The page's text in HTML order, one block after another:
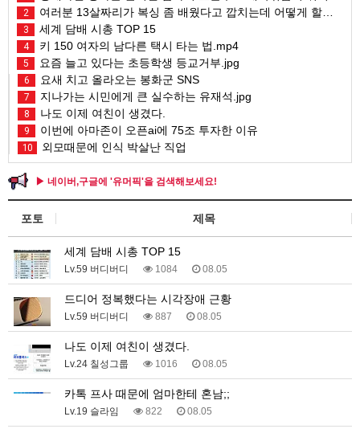
2 여러분 13살짜리가 복싱 좀 배웠다고 깝치는데 어떻게 할까요?
3 세계 담배 시총 TOP 15
4 키 150 여자의 남다른 택시 타는 법.mp4
5 요즘 늘고 있다는 초등학생 등교거부.jpg
6 요새 치고 올라오는 봉화군 SNS
7 지나가는 시민에게 큰 실수하는 유재석.jpg
8 나도 이제 여친이 생겼다.
9 이번에 아마존이 오픈ai에 75조 투자한 이유
10 외모때문에 인식 박살난 직업
▶ 네이버,구글에 '유머픽'을 검색해보세요!
포토 제목
세계 담배 시총 TOP 15
Lv.59 버디버디 1084 08.05
드디어 정복했다는 시각장애 근황
Lv.59 버디버디 887 08.05
나도 이제 여친이 생겼다.
Lv.24 칠성그룹 1016 08.05
카톡 프사 때문에 엄마한테 혼남;;
Lv.19 슬라임 822 08.05